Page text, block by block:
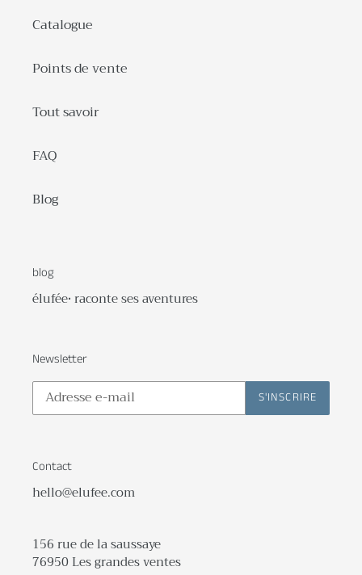
Catalogue
Points de vente
Tout savoir
FAQ
Blog
blog
élufée• raconte ses aventures
Newsletter
S'INSCRIRE
Contact
hello@elufee.com
156 rue de la saussaye
76950 Les grandes ventes